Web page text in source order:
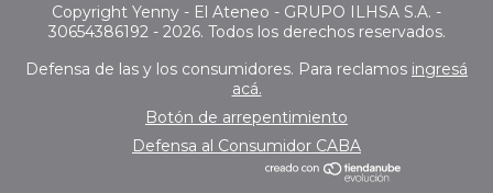
Copyright Yenny - El Ateneo - GRUPO ILHSA S.A. -
30654386192 - 2026. Todos los derechos reservados.
Defensa de las y los consumidores. Para reclamos ingresá
acá.
Botón de arrepentimiento
Defensa al Consumidor CABA